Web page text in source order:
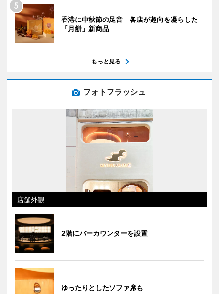
香港に中秋節の足音 各店が趣向を凝らした
「月餅」新商品
もっと見る
フォトフラッシュ
店舗外観
2階にバーカウンターを設置
ゆったりとしたソファ席も